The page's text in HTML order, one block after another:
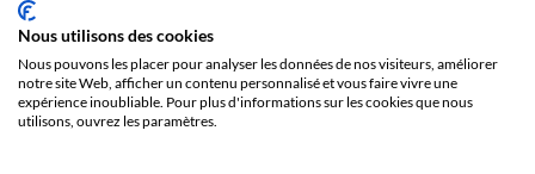
FacebookLinkedinYouTubePinterest
Nous utilisons des cookies
Nous pouvons les placer pour analyser les données de nos visiteurs, améliorer
notre site Web, afficher un contenu personnalisé et vous faire vivre une
expérience inoubliable. Pour plus d'informations sur les cookies que nous
utilisons, ouvrez les paramètres.